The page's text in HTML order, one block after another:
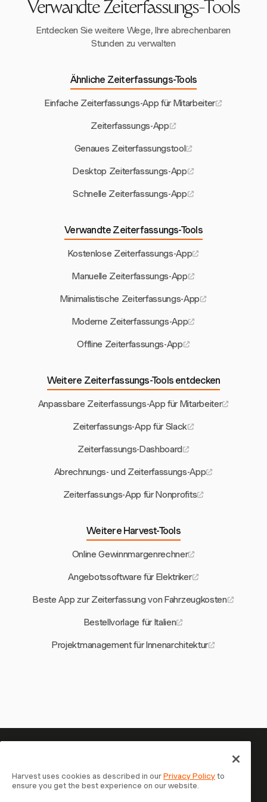
Verwandte Zeiterfassungs-Tools
Entdecken Sie weitere Wege, Ihre abrechenbaren
Stunden zu verwalten
Ähnliche Zeiterfassungs-Tools
Einfache Zeiterfassungs-App für Mitarbeiter
Zeiterfassungs-App
Genaues Zeiterfassungstool
Desktop Zeiterfassungs-App
Schnelle Zeiterfassungs-App
Verwandte Zeiterfassungs-Tools
Kostenlose Zeiterfassungs-App
Manuelle Zeiterfassungs-App
Minimalistische Zeiterfassungs-App
Moderne Zeiterfassungs-App
Offline Zeiterfassungs-App
Weitere Zeiterfassungs-Tools entdecken
Anpassbare Zeiterfassungs-App für Mitarbeiter
Zeiterfassungs-App für Slack
Zeiterfassungs-Dashboard
Abrechnungs- und Zeiterfassungs-App
Zeiterfassungs-App für Nonprofits
Weitere Harvest-Tools
Online Gewinnmargenrechner
Angebotssoftware für Elektriker
Beste App zur Zeiterfassung von Fahrzeugkosten
Bestellvorlage für Italien
Projektmanagement für Innenarchitektur
Ihre Zeit verdient es, erfasst zu
werden — starten Sie jetzt
Schließen Sie sich über 70.000 Unternehmen an, die mit
Harvest uses cookies as described in ourPrivacy Policyto
ensure you get the best experience on our website.